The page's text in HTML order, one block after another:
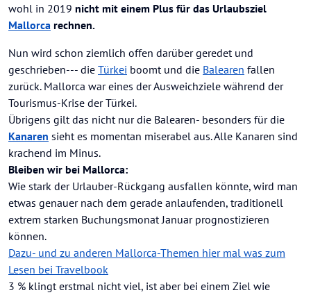
wohl in 2019 nicht mit einem Plus für das Urlaubsziel
Mallorca rechnen.
Nun wird schon ziemlich offen darüber geredet und
geschrieben--- die Türkei boomt und die Balearen fallen
zurück. Mallorca war eines der Ausweichziele während der
Tourismus-Krise der Türkei.
Übrigens gilt das nicht nur die Balearen- besonders für die
Kanaren sieht es momentan miserabel aus. Alle Kanaren sind
krachend im Minus.
Bleiben wir bei Mallorca:
Wie stark der Urlauber-Rückgang ausfallen könnte, wird man
etwas genauer nach dem gerade anlaufenden, traditionell
extrem starken Buchungsmonat Januar prognostizieren
können.
Dazu- und zu anderen Mallorca-Themen hier mal was zum
Lesen bei Travelbook
3 % klingt erstmal nicht viel, ist aber bei einem Ziel wie